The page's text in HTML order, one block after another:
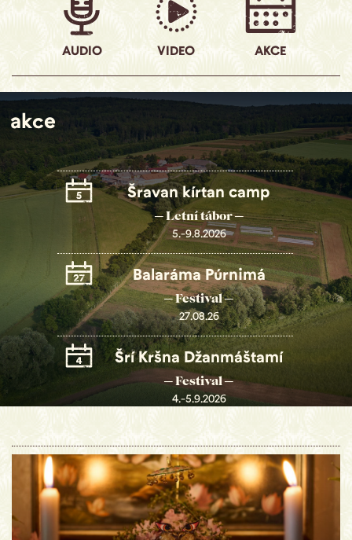
AUDIO VIDEO AKCE
akce
Šravan kírtan camp
─ Letní tábor ─
5.-9.8.2026
Balaráma Púrnimá
─ Festival ─
27.08.26
Šrí Kršna Džanmáštamí
─ Festival ─
4.-5.9.2026